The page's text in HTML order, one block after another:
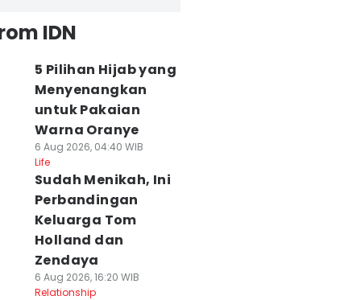
IDN
5 Pilihan Hijab yang
Menyenangkan
untuk Pakaian
Warna Oranye
6 Aug 2026, 04:40 WIB
Life
Sudah Menikah, Ini
Perbandingan
Keluarga Tom
Holland dan
Zendaya
6 Aug 2026, 16:20 WIB
Relationship